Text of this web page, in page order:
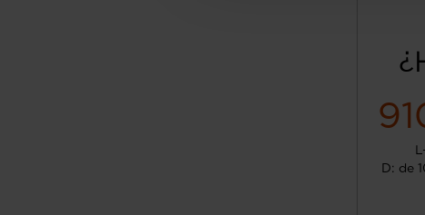
D: de